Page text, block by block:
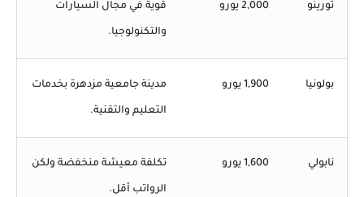
تورينو 2,000 يورو قوية في مجال السيارات
والتكنولوجيا.
بولونيا 1,900 يورو مدينة جامعية مزدهرة بخدمات
التعليم والتقنية.
نابولي 1,600 يورو تكلفة معيشة منخفضة ولكن
الرواتب أقل.